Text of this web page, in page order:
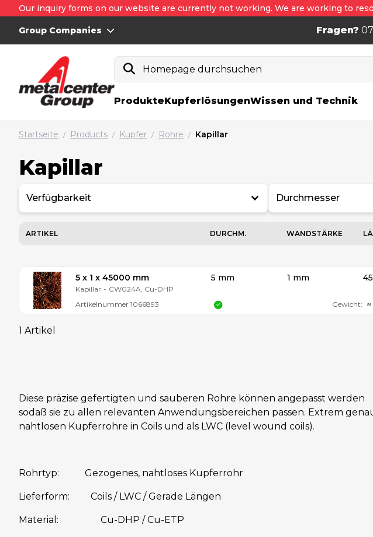
Our inquiry forms on our website are currently not working. We are working to
Group Companies Fragen?
Homepage durchsuchen
ProdukteKupferlösungenWissen und Technik
Startseite / Products / Kupfer / Rohre / Kapillar
Kapillar
Verfügbarkeit Durchmesser
ARTIKEL DURCHM. WANDSTÄRKE
5 x 1 x 45000 mm
Kapillar - CW024A, Cu-DHP
Artikelnummer 1066893
5 mm 1 mm
Gewicht: ≈
1 Artikel
Diese präzise gefertigten und sauberen Rohre können angepasst werden
sodaß sie zu allen relevanten Anwendungsbereichen passen. Extrem
nahtlosen Kupferrohre in Coils und als LWC (level wound coils).
Rohrtyp: Gezogenes, nahtloses Kupferrohr
Lieferform: Coils / LWC / Gerade Längen
Material: Cu-DHP / Cu-ETP